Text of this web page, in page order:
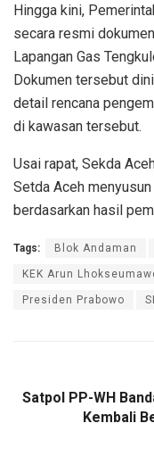
Hingga kini,
secara resmi dokumen
Lapangan Gas
Dokumen tersebut
detail rencana
di kawasan tersebut.
Usai rapat, Sekda
Setda Aceh
berdasarkan hasil
Tags: Blok Andaman
KEK Arun
Presiden Prabowo
Satpol PP-WH
Kembali